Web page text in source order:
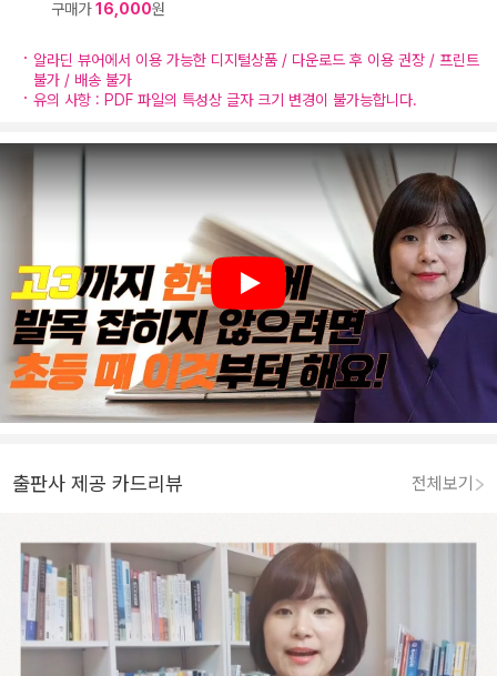
구매가16,000원
알라딘 뷰어에서 이용 가능한 디지털상품 / 다운로드 후 이용 권장 / 프린트
불가 / 배송 불가
유의 사항 : PDF 파일의 특성상 글자 크기 변경이 불가능합니다.
Play
출판사 제공 카드리뷰 전체보기